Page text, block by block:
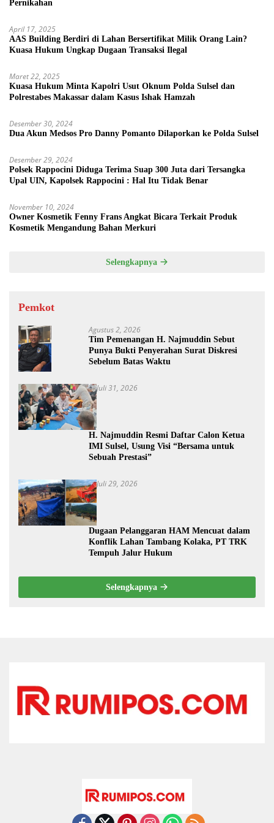
Pernikahan
April 17, 2025
AAS Building Berdiri di Lahan Bersertifikat Milik Orang Lain?
Kuasa Hukum Ungkap Dugaan Transaksi Ilegal
Maret 22, 2025
Kuasa Hukum Minta Kapolri Usut Oknum Polda Sulsel dan
Polrestabes Makassar dalam Kasus Ishak Hamzah
Desember 30, 2024
Dua Akun Medsos Pro Danny Pomanto Dilaporkan ke Polda Sulsel
Desember 29, 2024
Polsek Rappocini Diduga Terima Suap 300 Juta dari Tersangka
Upal UIN, Kapolsek Rappocini : Hal Itu Tidak Benar
November 10, 2024
Owner Kosmetik Fenny Frans Angkat Bicara Terkait Produk
Kosmetik Mengandung Bahan Merkuri
Selengkapnya
Pemkot
Agustus 2, 2026
Tim Pemenangan H. Najmuddin Sebut
Punya Bukti Penyerahan Surat Diskresi
Sebelum Batas Waktu
Juli 31, 2026
H. Najmuddin Resmi Daftar Calon Ketua
IMI Sulsel, Usung Visi “Bersama untuk
Sebuah Prestasi”
Juli 29, 2026
Dugaan Pelanggaran HAM Mencuat dalam
Konflik Lahan Tambang Kolaka, PT TRK
Tempuh Jalur Hukum
Selengkapnya